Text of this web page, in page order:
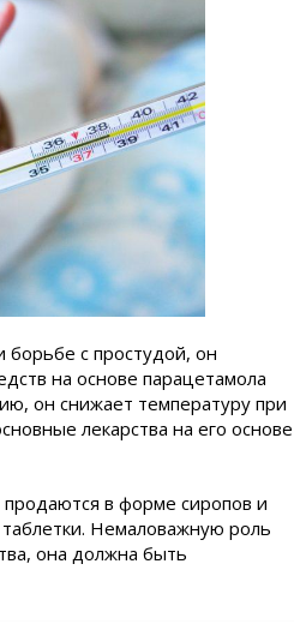
с простудой, он
на основе парацетамола
он снижает температуру при
лекарства на его основе
в форме сиропов и
Немаловажную роль
она должна быть